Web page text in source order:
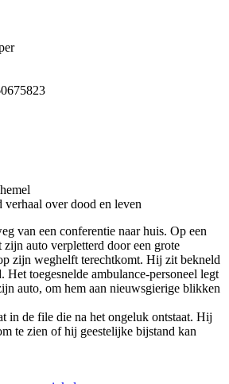
verhaal over dood en leven
van een conferentie naar huis. Op een
auto verpletterd door een grote
zijn weghelft terechtkomt. Hij zit bekneld
Het toegesnelde ambulance-personeel legt
auto, om hem aan nieuwsgierige blikken
in de file die na het ongeluk ontstaat. Hij
te zien of hij geestelijke bijstand kan